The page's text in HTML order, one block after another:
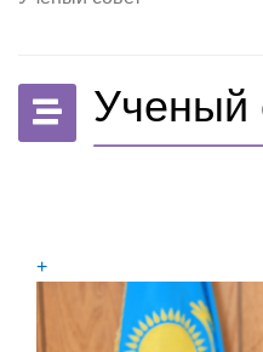
Ученый
+